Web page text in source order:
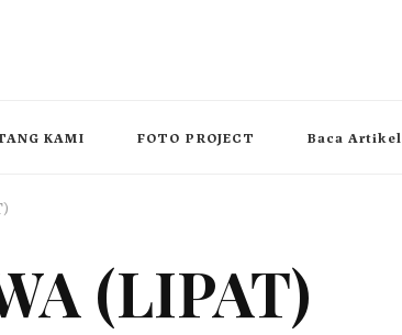
KAMI FOTO PROJECT Baca Artikel
(LIPAT)